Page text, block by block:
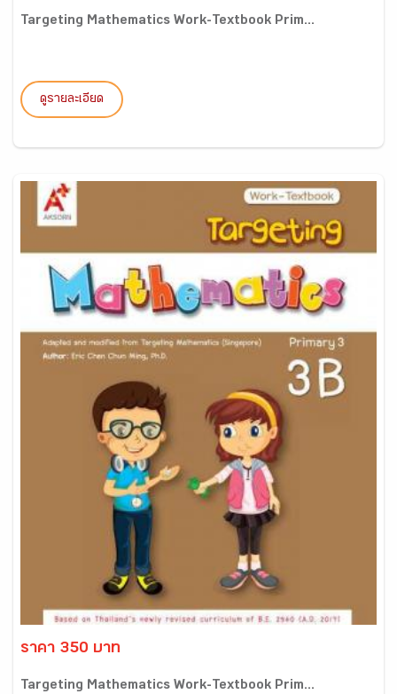
Targeting Mathematics Work-Textbook Prim...
ดูรายละเอียด
ราคา 350 บาท
Targeting Mathematics Work-Textbook Prim...